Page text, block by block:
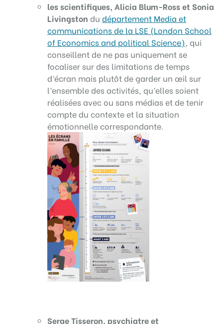
les scientifiques, Alicia Blum-Ross et Sonia
Livingston du département Media et
communications de la LSE (London School
of Economics and political Science), qui
conseillent de ne pas uniquement se
focaliser sur des limitations de temps
d’écran mais plutôt de garder un œil sur
l’ensemble des activités, qu’elles soient
réalisées avec ou sans médias et de tenir
compte du contexte et la situation
émotionnelle correspondante.
Serge Tisseron, psychiatre et